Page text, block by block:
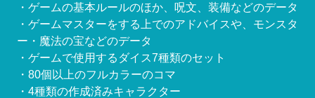
・ゲームの基本ルールのほか、呪文、装備などのデータ
・ゲームマスターをする上でのアドバイスや、モンスタ
ー・魔法の宝などのデータ
・ゲームで使用するダイス7種類のセット
・80個以上のフルカラーのコマ
・4種類の作成済みキャラクター